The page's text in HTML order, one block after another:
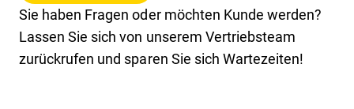
Sie haben Fragen oder möchten Kunde werden?
Lassen Sie sich von unserem Vertriebsteam
zurückrufen und sparen Sie sich Wartezeiten!